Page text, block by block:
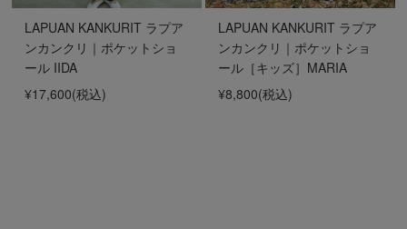
LAPUAN KANKURIT ラプア
ンカンクリ｜ポケットショ
ール IIDA
¥17,600(税込)
LAPUAN KANKURIT ラプア
ンカンクリ｜ポケットショ
ール［キッズ］MARIA
¥8,800(税込)